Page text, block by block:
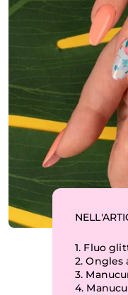
1. Fluo
2.Ongles
3.
4.